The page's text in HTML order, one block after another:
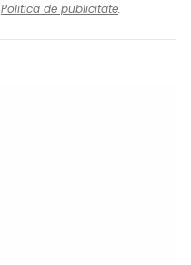
Politica de publicitate.